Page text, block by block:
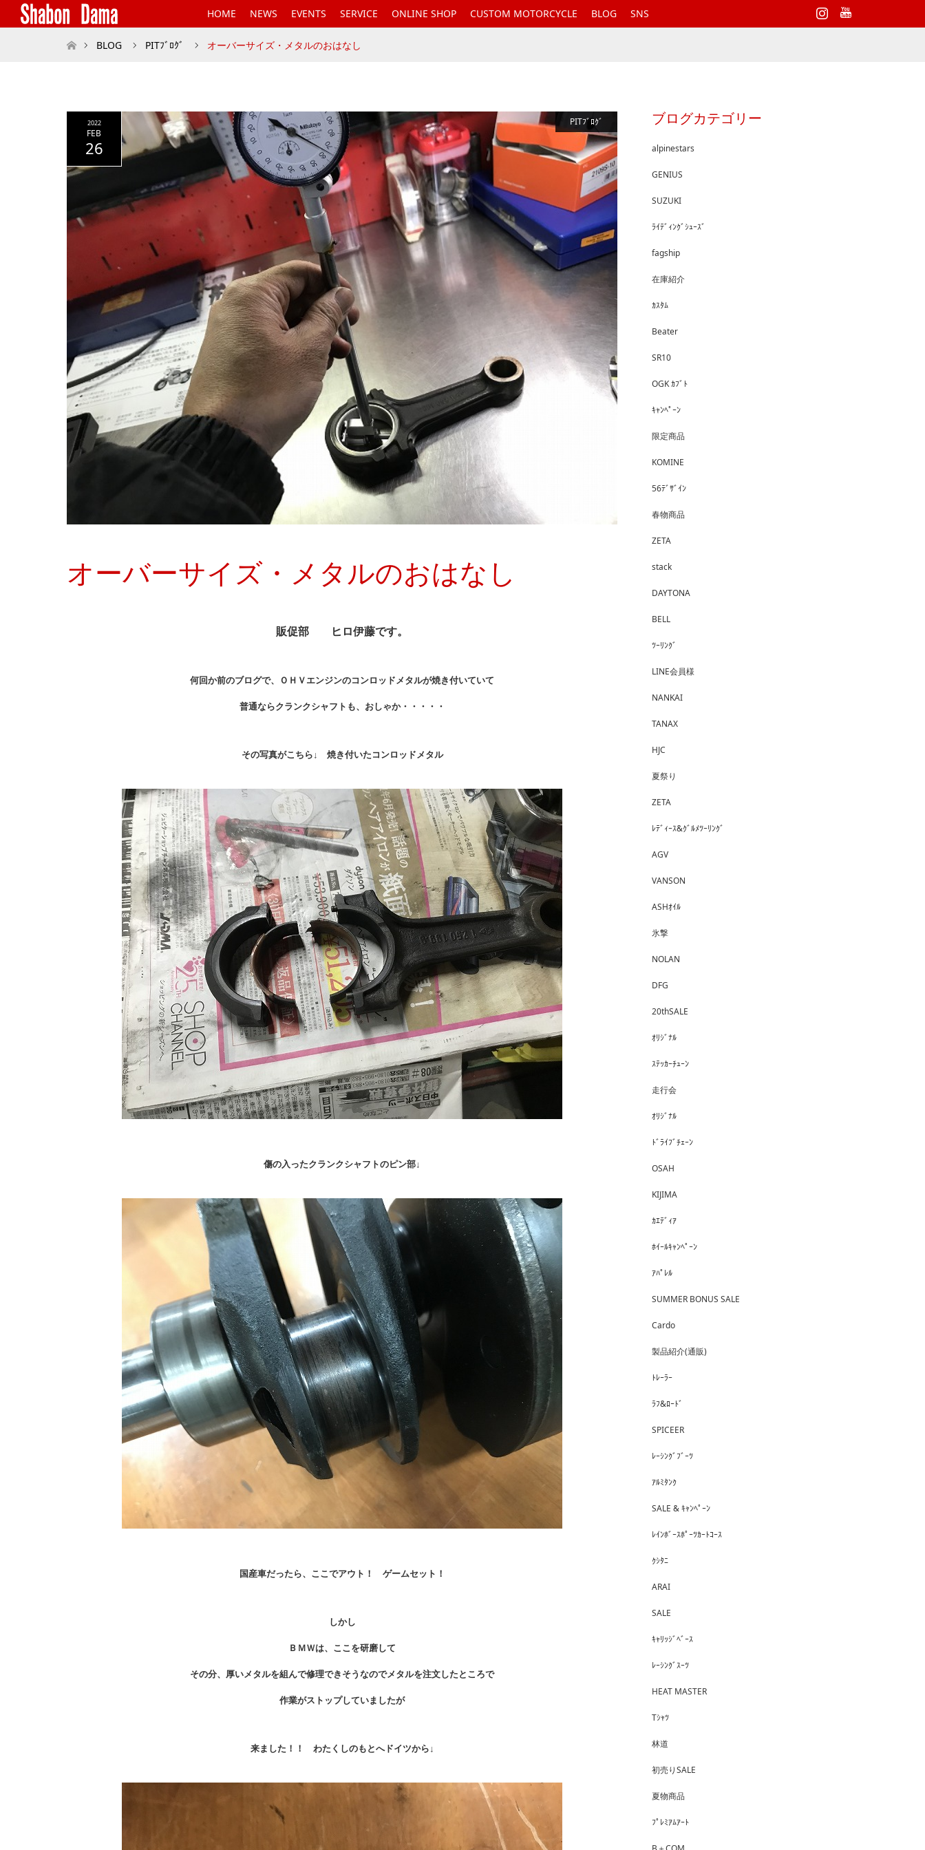
HOME NEWS EVENTS SERVICE ONLINE SHOP CUSTOM MOTORCYCLE BLOG SNS
ホームBLOG PITﾌﾞﾛｸﾞ オーバーサイズ・メタルのおはなし
2022
FEB
26
PITﾌﾞﾛｸﾞ
オーバーサイズ・メタルのおはなし
販促部 ヒロ伊藤です。
何回か前のブログで、ＯＨＶエンジンのコンロッドメタルが焼き付いていて
普通ならクランクシャフトも、おしゃか・・・・・
その写真がこちら↓ 焼き付いたコンロッドメタル
傷の入ったクランクシャフトのピン部↓
国産車だったら、ここでアウト！ ゲームセット！
しかし
ＢＭＷは、ここを研磨して
その分、厚いメタルを組んで修理できそうなのでメタルを注文したところで
作業がストップしていましたが
来ました！！ わたくしのもとへドイツから↓
ブログカテゴリー
alpinestars
GENIUS
SUZUKI
ﾗｲﾃﾞｨﾝｸﾞｼｭｰｽﾞ
fagship
在庫紹介
ｶｽﾀﾑ
Beater
SR10
OGK ｶﾌﾞﾄ
ｷｬﾝﾍﾟｰﾝ
限定商品
KOMINE
56ﾃﾞｻﾞｲﾝ
春物商品
ZETA
stack
DAYTONA
BELL
ﾂｰﾘﾝｸﾞ
LINE会員様
NANKAI
TANAX
HJC
夏祭り
ZETA
ﾚﾃﾞｨｰｽ&ｸﾞﾙﾒﾂｰﾘﾝｸﾞ
AGV
VANSON
ASHｵｲﾙ
氷撃
NOLAN
DFG
20thSALE
ｵﾘｼﾞﾅﾙ
ｽﾃｯｶｰﾁｭｰﾝ
走行会
ｵﾘｼﾞﾅﾙ
ﾄﾞﾗｲﾌﾞﾁｪｰﾝ
OSAH
KIJIMA
ｶｴﾃﾞｨｱ
ﾎｲｰﾙｷｬﾝﾍﾟｰﾝ
ｱﾊﾟﾚﾙ
SUMMER BONUS SALE
Cardo
製品紹介(通販)
ﾄﾚｰﾗｰ
ﾗﾌ&ﾛｰﾄﾞ
SPICEER
ﾚｰｼﾝｸﾞﾌﾞｰﾂ
ｱﾙﾐﾀﾝｸ
SALE & ｷｬﾝﾍﾟｰﾝ
ﾚｲﾝﾎﾞｰｽﾎﾟｰﾂｶｰﾄｺｰｽ
ｸｼﾀﾆ
ARAI
SALE
ｷｬﾘｯｼﾞﾍﾞｰｽ
ﾚｰｼﾝｸﾞｽｰﾂ
HEAT MASTER
Tｼｬﾂ
林道
初売りSALE
夏物商品
ﾌﾟﾚﾐｱﾑｱｰﾄ